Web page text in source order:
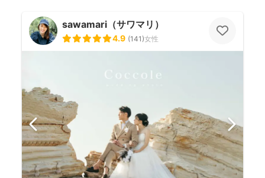
sawamari（サワマリ）
4.9 (141)女性